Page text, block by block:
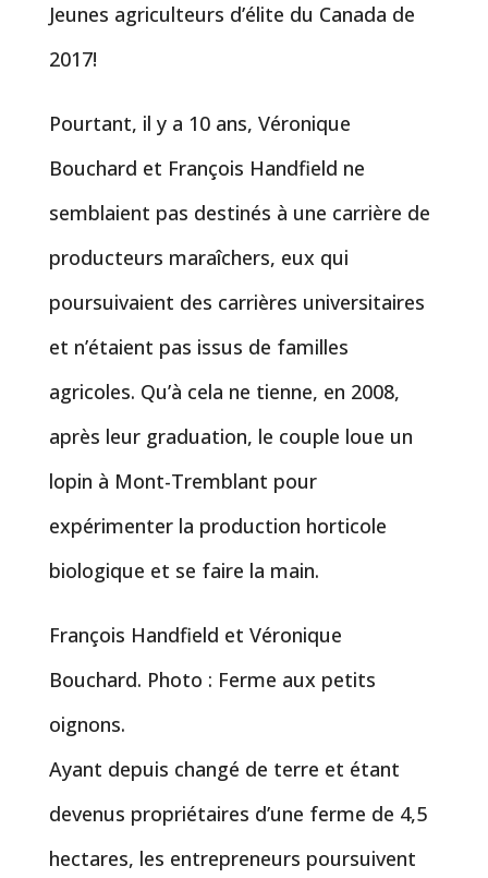
Jeunes agriculteurs d’élite du Canada de
2017!
Pourtant, il y a 10 ans, Véronique
Bouchard et François Handfield ne
semblaient pas destinés à une carrière de
producteurs maraîchers, eux qui
poursuivaient des carrières universitaires
et n’étaient pas issus de familles
agricoles. Qu’à cela ne tienne, en 2008,
après leur graduation, le couple loue un
lopin à Mont-Tremblant pour
expérimenter la production horticole
biologique et se faire la main.
François Handfield et Véronique
Bouchard. Photo : Ferme aux petits
oignons.
Ayant depuis changé de terre et étant
devenus propriétaires d’une ferme de 4,5
hectares, les entrepreneurs poursuivent